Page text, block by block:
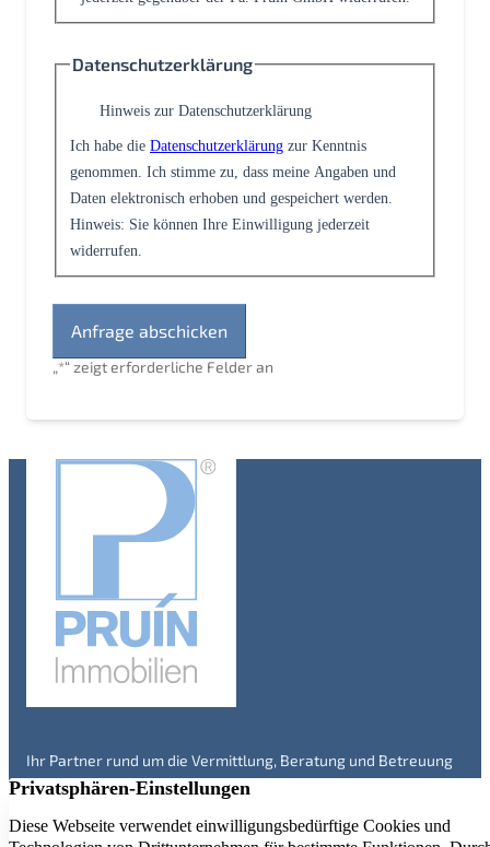
„*“ zeigt erforderliche Felder an
Datenschutzerklärung
Hinweis zur Datenschutzerklärung
Ich habe die Datenschutzerklärung zur Kenntnis
genommen. Ich stimme zu, dass meine Angaben und
Daten elektronisch erhoben und gespeichert werden.
Hinweis: Sie können Ihre Einwilligung jederzeit
widerrufen.
Ihr Partner rund um die Vermittlung, Beratung und Betreuung
von Immobilien in Engelskirchen und Umgebung – seit über 20